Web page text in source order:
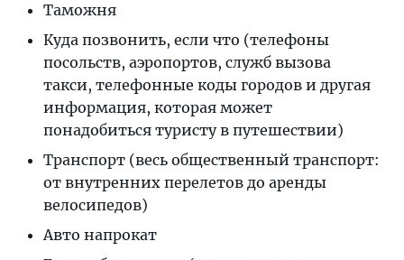
Таможня
Куда позвонить, если что (телефоны
посольств, аэропортов, служб вызова
такси, телефонные коды городов и другая
информация, которая может
понадобиться туристу в путешествии)
Транспорт (весь общественный транспорт:
от внутренних перелетов до аренды
велосипедов)
Авто напрокат